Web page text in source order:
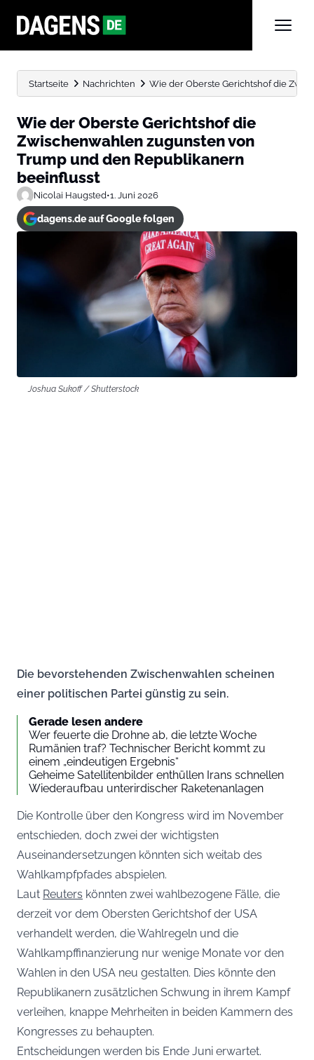
Startseite Nachrichten Wie der Oberste Gerichtshof die
Wie der Oberste Gerichtshof die
Zwischenwahlen zugunsten von
Trump und den Republikanern
beeinflusst
Nicolai Haugsted•1. Juni 2026
dagens.de auf Google folgen
Joshua Sukoff / Shutterstock
Die bevorstehenden Zwischenwahlen scheinen
einer politischen Partei günstig zu sein.
Gerade lesen andere
Wer feuerte die Drohne ab, die letzte Woche
Rumänien traf? Technischer Bericht kommt zu
einem „eindeutigen Ergebnis“
Geheime Satellitenbilder enthüllen Irans schnellen
Wiederaufbau unterirdischer Raketenanlagen
Die Kontrolle über den Kongress wird im November
entschieden, doch zwei der wichtigsten
Auseinandersetzungen könnten sich weitab des
Wahlkampfpfades abspielen.
Laut Reuters könnten zwei wahlbezogene Fälle, die
derzeit vor dem Obersten Gerichtshof der USA
verhandelt werden, die Wahlregeln und die
Wahlkampffinanzierung nur wenige Monate vor den
Wahlen in den USA neu gestalten. Dies könnte den
Republikanern zusätzlichen Schwung in ihrem Kampf
verleihen, knappe Mehrheiten in beiden Kammern des
Kongresses zu behaupten.
Entscheidungen werden bis Ende Juni erwartet.